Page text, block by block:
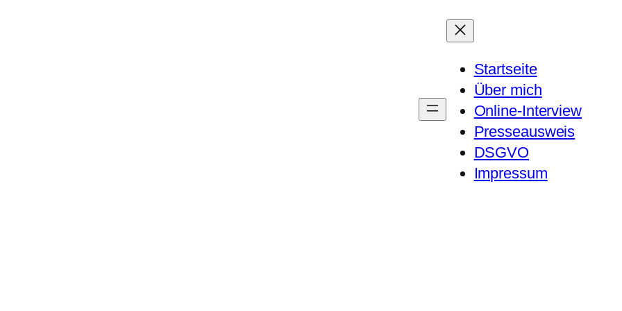
Startseite
Über mich
Online-Interview
Presseausweis
DSGVO
Impressum